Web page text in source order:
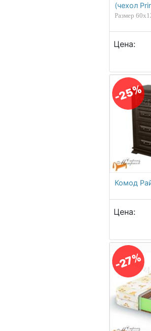
(чехол
Размер
Цена:
-25%
Комод
Цена:
-27%